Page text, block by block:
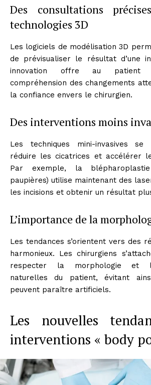
Des consultations
technologies 3D
Les logiciels de modélisation 3D
de prévisualiser le résultat d’une
innovation offre au patient
compréhension des changements
la confiance envers le chirurgien.
Des interventions moins
Les techniques mini-invasives
réduire les cicatrices et accélérer
Par exemple, la
paupières) utilise maintenant des
les incisions et obtenir un résultat
L’importance de la
Les tendances s’orientent vers des
harmonieux. Les chirurgiens
respecter la morphologie et
naturelles du patient, évitant
peuvent paraître artificiels.
Les nouvelles
interventions « body